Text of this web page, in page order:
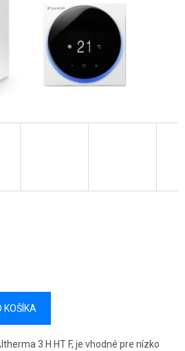
KOŠÍKA
3 H HT F, je vhodné pre nízko